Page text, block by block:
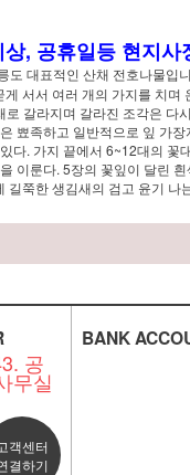
, 공휴일등 현지사
도 대표적인 산채 전호나물입
서서 여러 개의 가지를 치며
로 갈라지며 갈라진 조각은 다
뾰족하고 일반적으로 잎 가
다. 가지 끝에서 6~12대의 꽃
이룬다. 5장의 꽃잎이 달린
길쭉한 생김새의 검고 윤기 나
공
무실
객센터
결하기
BANK